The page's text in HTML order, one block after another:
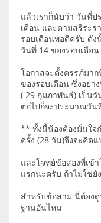
แล้วเราก็นับว่า วันที่ป
เดือน และตามสรีระร่
รอบเดือนพอดีครับ ดั
วันที่ 14 ของรอบเดือน
โอกาสจะตั้งครรภ์มา
ของรอบเดือน ซึ่งอย่า
( 29 กุมภาพันธ์) เป็น
ต่อไปก็จะประมาณวัน
** ทั้งนี้น้องต้องมั่นใจ
ครั้ง (28 วัน)จึงจะคิด
และโจทย์ข้อสองพี่เข้
แรกนะครับ ถ้าไม่ใช่ยั
สำหรับข้อสาม นี่ต้อง
ฐานอันไหน